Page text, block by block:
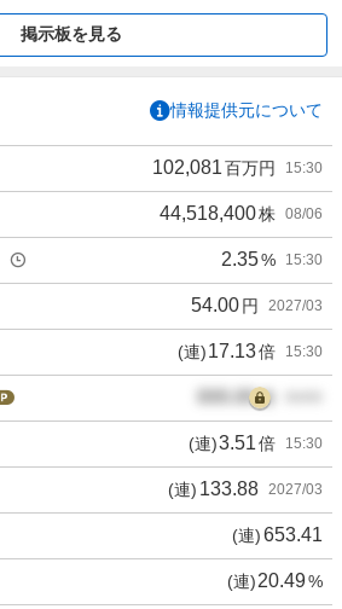
掲示板を見る
情報提供元について
102,081百万円 15:30
44,518,400株 08/06
2.35% 15:30
54.00円 2027/03
(連)17.13倍 15:30
000.00倍
(連)3.51倍 15:30
(連) 133.88 2027/03
(連)653.41
(連)20.49%